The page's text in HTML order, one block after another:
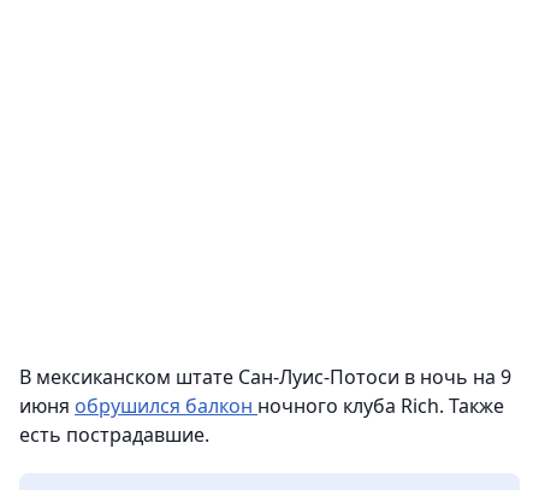
В мексиканском штате Сан-Луис-Потоси в ночь на 9
июня обрушился балкон ночного клуба Rich. Также
есть пострадавшие.